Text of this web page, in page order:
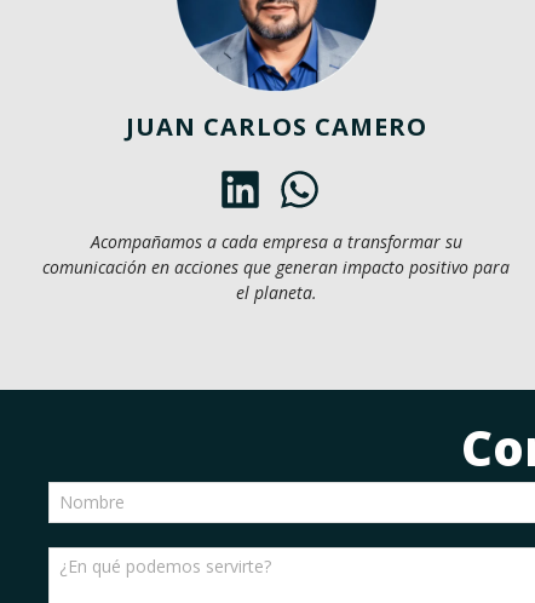
JUAN CARLOS CAMERO
Acompañamos a cada empresa a transformar su
comunicación en acciones que generan impacto positivo para
el planeta.